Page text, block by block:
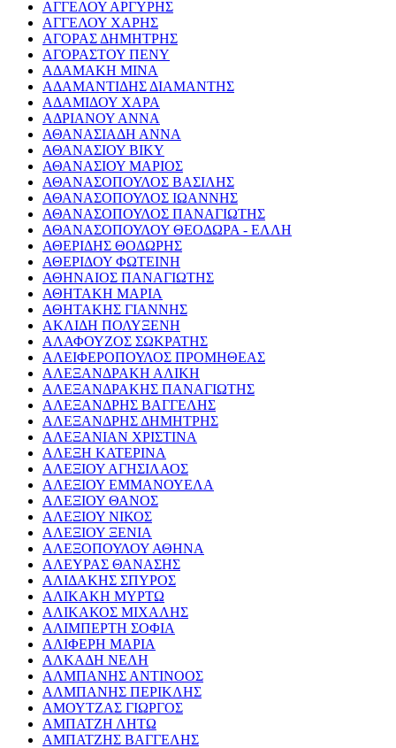
ΑΓΓΕΛΟΥ ΑΡΓΥΡΗΣ
ΑΓΓΕΛΟΥ ΧΑΡΗΣ
ΑΓΟΡΑΣ ΔΗΜΗΤΡΗΣ
ΑΓΟΡΑΣΤΟΥ ΠΕΝΥ
ΑΔΑΜΑΚΗ ΜΙΝΑ
ΑΔΑΜΑΝΤΙΔΗΣ ΔΙΑΜΑΝΤΗΣ
ΑΔΑΜΙΔΟΥ ΧΑΡΑ
ΑΔΡΙΑΝΟΥ ΑΝΝΑ
ΑΘΑΝΑΣΙΑΔΗ ΑΝΝΑ
ΑΘΑΝΑΣΙΟΥ ΒΙΚΥ
ΑΘΑΝΑΣΙΟΥ ΜΑΡΙΟΣ
ΑΘΑΝΑΣΟΠΟΥΛΟΣ ΒΑΣΙΛΗΣ
ΑΘΑΝΑΣΟΠΟΥΛΟΣ ΙΩΑΝΝΗΣ
ΑΘΑΝΑΣΟΠΟΥΛΟΣ ΠΑΝΑΓΙΩΤΗΣ
ΑΘΑΝΑΣΟΠΟΥΛΟΥ ΘΕΟΔΩΡΑ - ΕΛΛΗ
ΑΘΕΡΙΔΗΣ ΘΟΔΩΡΗΣ
ΑΘΕΡΙΔΟΥ ΦΩΤΕΙΝΗ
ΑΘΗΝΑΙΟΣ ΠΑΝΑΓΙΩΤΗΣ
ΑΘΗΤΑΚΗ ΜΑΡΙΑ
ΑΘΗΤΑΚΗΣ ΓΙΑΝΝΗΣ
ΑΚΛΙΔΗ ΠΟΛΥΞΕΝΗ
ΑΛΑΦΟΥΖΟΣ ΣΩΚΡΑΤΗΣ
ΑΛΕΙΦΕΡΟΠΟΥΛΟΣ ΠΡΟΜΗΘΕΑΣ
ΑΛΕΞΑΝΔΡΑΚΗ ΑΛΙΚΗ
ΑΛΕΞΑΝΔΡΑΚΗΣ ΠΑΝΑΓΙΩΤΗΣ
ΑΛΕΞΑΝΔΡΗΣ ΒΑΓΓΕΛΗΣ
ΑΛΕΞΑΝΔΡΗΣ ΔΗΜΗΤΡΗΣ
ΑΛΕΞΑΝΙΑΝ ΧΡΙΣΤΙΝΑ
ΑΛΕΞΗ ΚΑΤΕΡΙΝΑ
ΑΛΕΞΙΟΥ ΑΓΗΣΙΛΑΟΣ
ΑΛΕΞΙΟΥ ΕΜΜΑΝΟΥΕΛΑ
ΑΛΕΞΙΟΥ ΘΑΝΟΣ
ΑΛΕΞΙΟΥ ΝΙΚΟΣ
ΑΛΕΞΙΟΥ ΞΕΝΙΑ
ΑΛΕΞΟΠΟΥΛΟΥ ΑΘΗΝΑ
ΑΛΕΥΡΑΣ ΘΑΝΑΣΗΣ
ΑΛΙΔΑΚΗΣ ΣΠΥΡΟΣ
ΑΛΙΚΑΚΗ ΜΥΡΤΩ
ΑΛΙΚΑΚΟΣ ΜΙΧΑΛΗΣ
ΑΛΙΜΠΕΡΤΗ ΣΟΦΙΑ
ΑΛΙΦΕΡΗ ΜΑΡΙΑ
ΑΛΚΑΔΗ ΝΕΛΗ
ΑΛΜΠΑΝΗΣ ΑΝΤΙΝΟΟΣ
ΑΛΜΠΑΝΗΣ ΠΕΡΙΚΛΗΣ
ΑΜΟΥΤΖΑΣ ΓΙΩΡΓΟΣ
ΑΜΠΑΤΖΗ ΛΗΤΩ
ΑΜΠΑΤΖΗΣ ΒΑΓΓΕΛΗΣ